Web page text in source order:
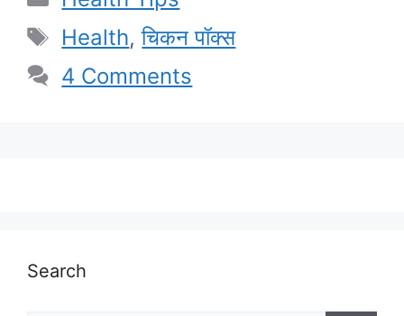
Tags
Health,चिकन पॉक्स
4 Comments
Search